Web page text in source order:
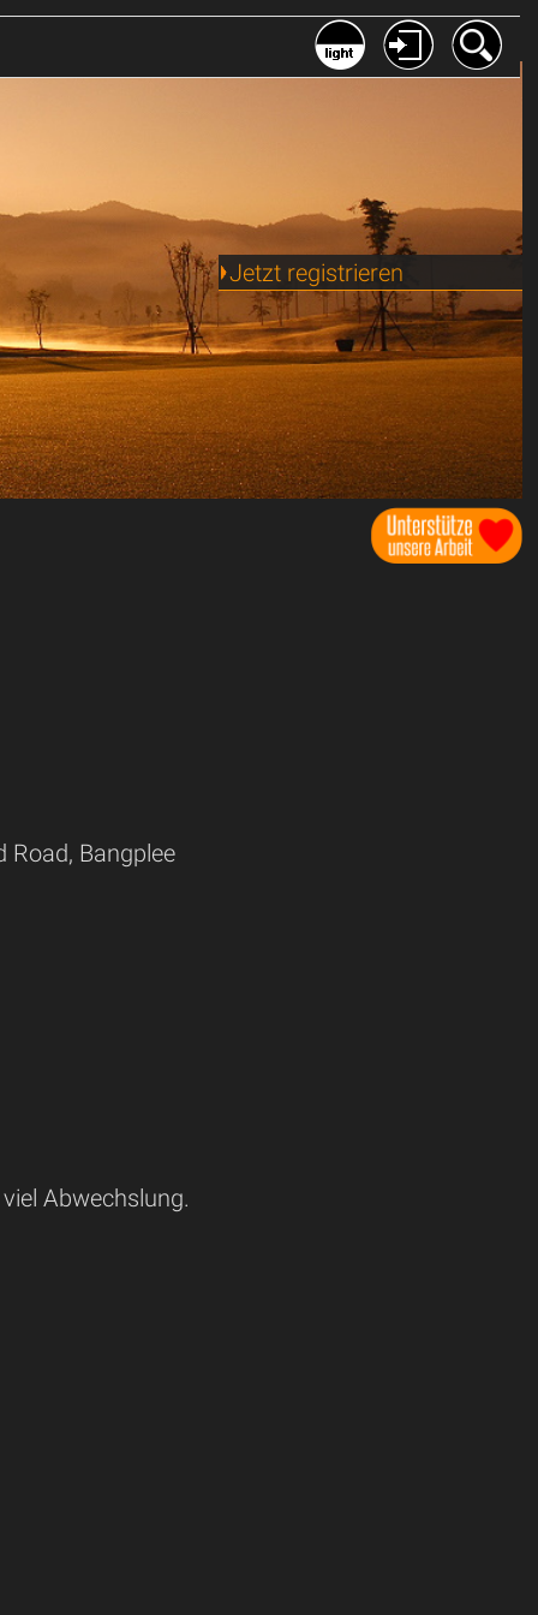
Jetzt registrieren
Road, Bangplee
Abwechslung.